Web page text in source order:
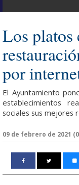
Los platos
por
El Ayuntamiento
establecimientos
sociales sus mejores
09 de febrero de 2021